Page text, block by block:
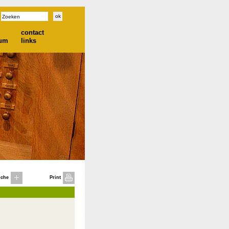
contact
links
Print